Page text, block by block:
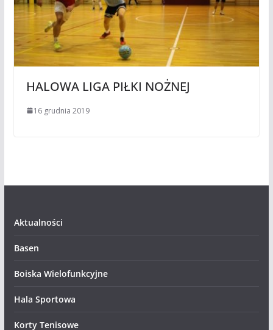
HALOWA LIGA PIŁKI NOŻNEJ
16 grudnia 2019
Aktualności
Basen
Boiska Wielofunkcyjne
Hala Sportowa
Korty Tenisowe